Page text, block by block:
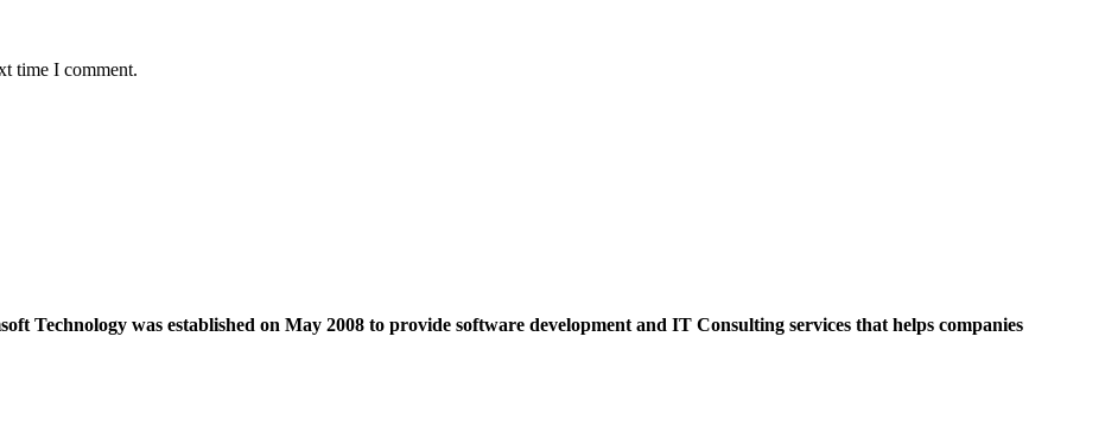
time I comment.
Technology was established on May 2008 to provide software development and IT Consulting services that helps companies